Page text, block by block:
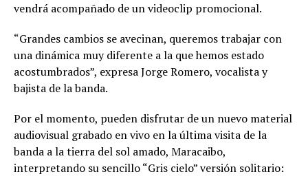
vendrá acompañado de un videoclip promocional.
“Grandes cambios se avecinan, queremos trabajar con
una dinámica muy diferente a la que hemos estado
acostumbrados”, expresa Jorge Romero, vocalista y
bajista de la banda.
Por el momento, pueden disfrutar de un nuevo material
audiovisual grabado en vivo en la última visita de la
banda a la tierra del sol amado, Maracaibo,
interpretando su sencillo “Gris cielo” versión solitario: